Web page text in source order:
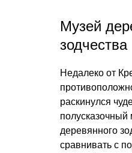
Музей
зодчества
Недалеко от
раскинулся
деревянного
сравнивать с